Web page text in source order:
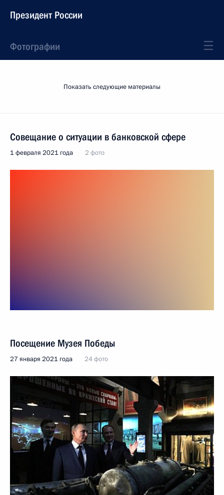
Президент России
Фотографии
Показать следующие материалы
Совещание о ситуации в банковской сфере
1 февраля 2021 года 2 фото
Посещение Музея Победы
27 января 2021 года 24 фото